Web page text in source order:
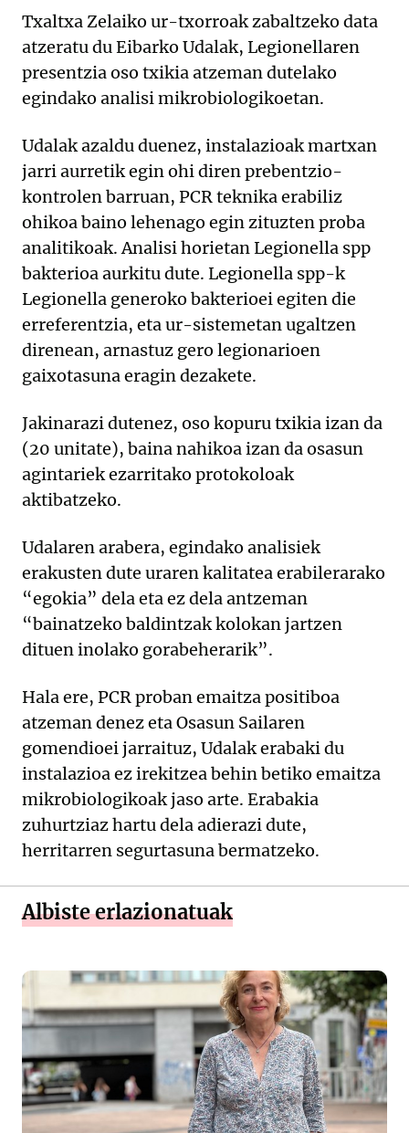
Txaltxa Zelaiko ur-txorroak zabaltzeko data
atzeratu du Eibarko Udalak, Legionellaren
presentzia oso txikia atzeman dutelako
egindako analisi mikrobiologikoetan.
Udalak azaldu duenez, instalazioak martxan
jarri aurretik egin ohi diren prebentzio-
kontrolen barruan, PCR teknika erabiliz
ohikoa baino lehenago egin zituzten proba
analitikoak. Analisi horietan Legionella spp
bakterioa aurkitu dute. Legionella spp-k
Legionella generoko bakterioei egiten die
erreferentzia, eta ur-sistemetan ugaltzen
direnean, arnastuz gero legionarioen
gaixotasuna eragin dezakete.
Jakinarazi dutenez, oso kopuru txikia izan da
(20 unitate), baina nahikoa izan da osasun
agintariek ezarritako protokoloak
aktibatzeko.
Udalaren arabera, egindako analisiek
erakusten dute uraren kalitatea erabilerarako
“egokia” dela eta ez dela antzeman
“bainatzeko baldintzak kolokan jartzen
dituen inolako gorabeherarik”.
Hala ere, PCR proban emaitza positiboa
atzeman denez eta Osasun Sailaren
gomendioei jarraituz, Udalak erabaki du
instalazioa ez irekitzea behin betiko emaitza
mikrobiologikoak jaso arte. Erabakia
zuhurtziaz hartu dela adierazi dute,
herritarren segurtasuna bermatzeko.
Albiste erlazionatuak